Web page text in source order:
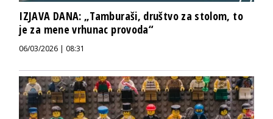
IZJAVA DANA: „Tamburaši, društvo za stolom, to
je za mene vrhunac provoda“
06/03/2026 | 08:31